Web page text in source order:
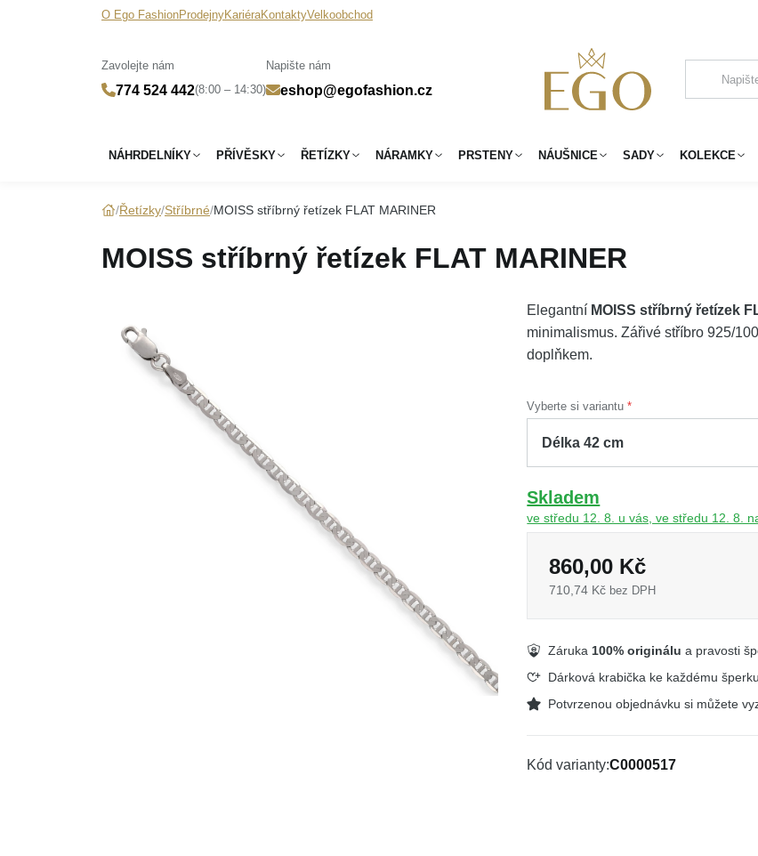
O Ego FashionProdejnyKariéraKontaktyVelkoobchod
Zavolejte nám
774 524 442(8:00 – 14:30)
Napište nám
eshop@egofashion.cz
NÁHRDELNÍKY PŘÍVĚSKY ŘETÍZKY NÁRAMKY PRSTENY NÁUŠNICE SADY KOLEKCE
Řetízky Stříbrné MOISS stříbrný řetízek FLAT MARINER
MOISS stříbrný řetízek FLAT MARINER
Elegantní MOISS stříbrný řetízek
minimalismus. Zářivé stříbro 925/
doplňkem.
Vyberte si variantu
Skladem
ve středu 12. 8. u vás, ve středu 12. 8.
860,00 Kč
710,74 Kč bez DPH
Záruka 100% originálu a pravosti
Dárková krabička ke každému
Potvrzenou objednávku si můžete
Kód varianty C0000517